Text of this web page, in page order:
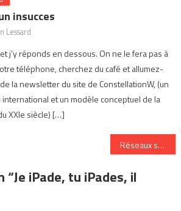
insucces
Lessard
j’y réponds en dessous. On ne le fera pas à
téléphone, cherchez du café et allumez-
la newsletter du site de ConstellationW, (un
et un modèle conceptuel de la
XXIe siècle) […]
Réseaux sociaux et affaires
“Je iPade, tu iPades, il